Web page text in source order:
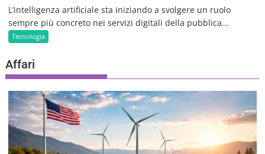
L’intelligenza artificiale sta iniziando a svolgere un ruolo
sempre più concreto nei servizi digitali della pubblica...
Tecnologia
Affari